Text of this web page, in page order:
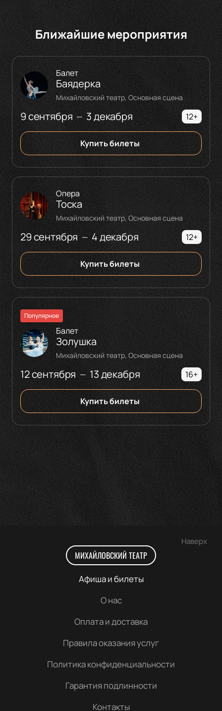
Ближайшие мероприятия
9 сентября — 3 декабря
Балет
Баядерка
Михайловский театр, Основная сцена
12+
Купить билеты
29 сентября — 4 декабря
Опера
Тоска
Михайловский театр, Основная сцена
12+
Купить билеты
Популярное
12 сентября — 13 декабря
Балет
Золушка
Михайловский театр, Основная сцена
16+
Купить билеты
Наверх
МИХАЙЛОВСКИЙ ТЕАТР
Афиша и билеты
О нас
Оплата и доставка
Правила оказания услуг
Политика конфиденциальности
Гарантия подлинности
Контакты